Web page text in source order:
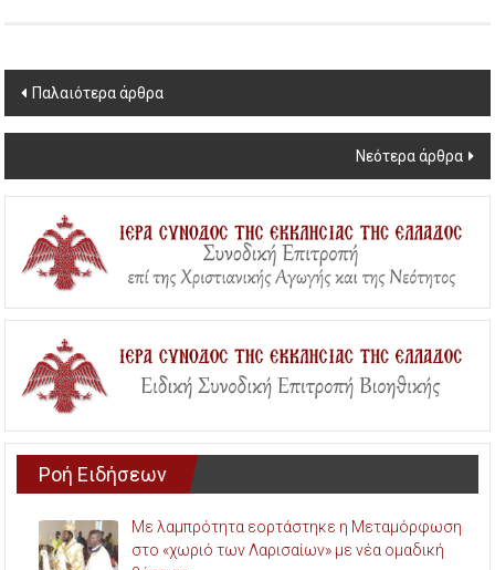
Πλοήγηση
άρθρων
Παλαιότερα άρθρα
Νεότερα άρθρα
Ροή Ειδήσεων
Με λαμπρότητα εορτάστηκε η Μεταμόρφωση
στο «χωριό των Λαρισαίων» με νέα ομαδική